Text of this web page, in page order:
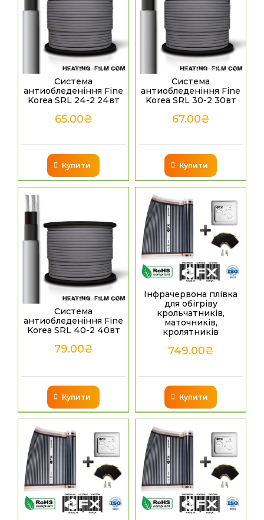
Система
антиобледеніння Fine
Korea SRL 24-2 24вт
65.00₴
Купити
Система
антиобледеніння Fine
Korea SRL 30-2 30вт
67.00₴
Купити
Система
антиобледеніння Fine
Korea SRL 40-2 40вт
79.00₴
Купити
Інфрачервона плівка
для обігріву
крольчатників,
маточників,
кролятників
749.00₴
Купити